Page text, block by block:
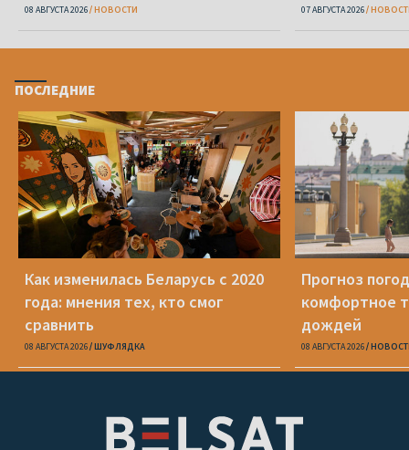
08 АВГУСТА 2026 НОВОСТИ 07 АВГУСТА 2026
ПОСЛЕДНИЕ
Как изменилась Беларусь с 2020
года: мнения тех, кто смог
сравнить
08 АВГУСТА 2026 ШУФЛЯДКА
Прогноз
комфортное
дождей
08 АВГУСТА 2026